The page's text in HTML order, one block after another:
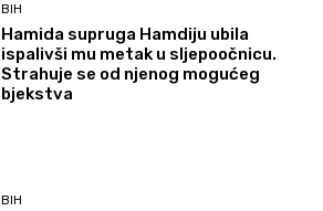
BIH
Hamida supruga Hamdiju ubila
ispalivši mu metak u sljepoočnicu.
Strahuje se od njenog mogućeg
bjekstva
BIH